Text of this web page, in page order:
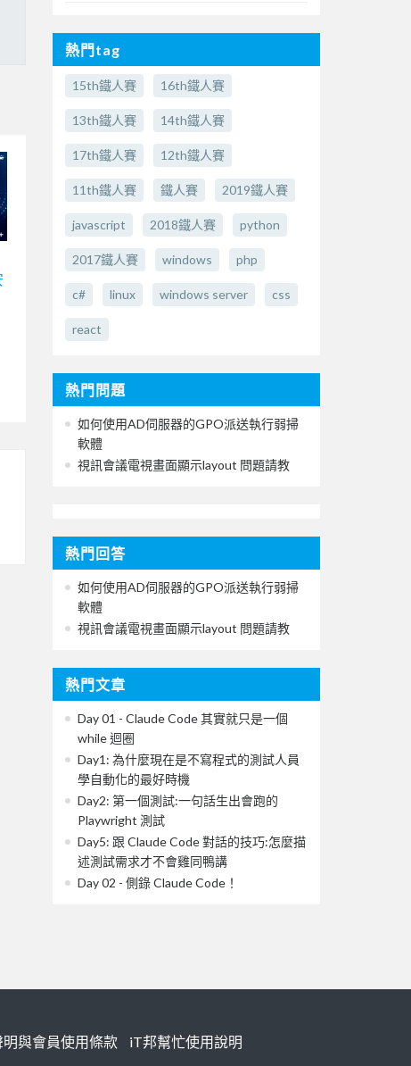
熱門tag
15th鐵人賽 16th鐵人賽
13th鐵人賽 14th鐵人賽
17th鐵人賽 12th鐵人賽
11th鐵人賽 鐵人賽 2019鐵人賽
javascript 2018鐵人賽 python
2017鐵人賽 windows php
c# linux windows server css
react
熱門問題
如何使用AD伺服器的GPO派送執行弱掃
軟體
視訊會議電視畫面顯示layout 問題請教
熱門回答
如何使用AD伺服器的GPO派送執行弱掃
軟體
視訊會議電視畫面顯示layout 問題請教
熱門文章
Day 01 - Claude Code 其實就只是一個
while 迴圈
Day1: 為什麼現在是不寫程式的測試人員
學自動化的最好時機
Day2: 第一個測試:一句話生出會跑的
Playwright 測試
Day5: 跟 Claude Code 對話的技巧:怎麼描
述測試需求才不會雞同鴨講
Day 02 - 側錄 Claude Code！
與會員使用條款 iT邦幫忙使用說明